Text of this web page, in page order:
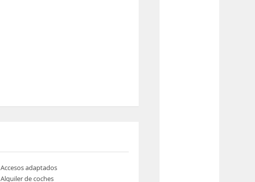
Accesos adaptados
Alquiler de coches